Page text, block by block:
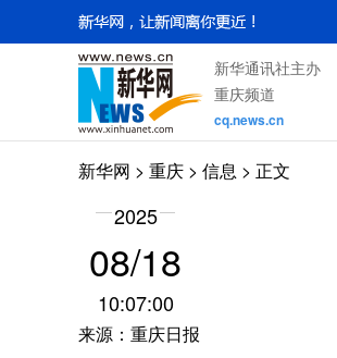
新华通讯社主办
重庆频道
cq.news.cn
新华网 > 重庆 > 信息 > 正文
2025
08/18
10:07:00
来源：重庆日报